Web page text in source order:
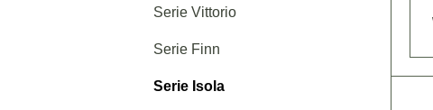
Serie Vittorio
Serie Finn
Serie Isola